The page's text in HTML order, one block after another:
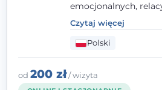
emocjonalnych,
w tym z osobami po
przemocy.
kliniczną oraz studia
interwencji
klinicznej na SWPS
kieruję się empatią,
Czytaj więcej
Polski
od 200 zł/ wizyta